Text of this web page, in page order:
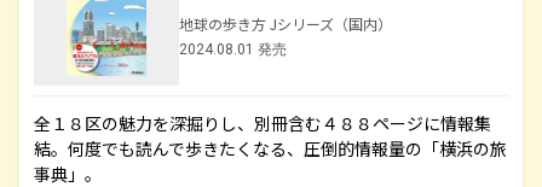
地球の歩き方 Jシリーズ（国内）
2024.08.01 発売
全１８区の魅力を深掘りし、別冊含む４８８ページに情報集
結。何度でも読んで歩きたくなる、圧倒的情報量の「横浜の旅
事典」。